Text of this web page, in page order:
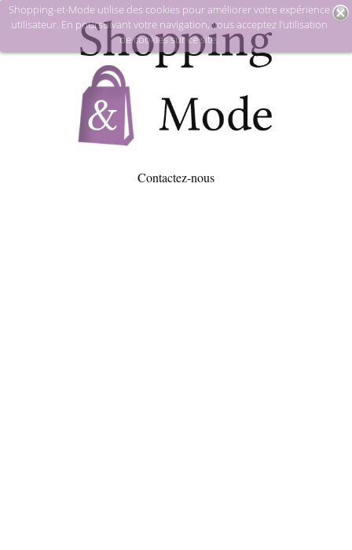
Contactez-nous
Shopping-et-Mode utilise des cookies pour améliorer votre expérience
utilisateur. En poursuivant votre navigation, vous acceptez l’utilisation
de cookies sur ce site.